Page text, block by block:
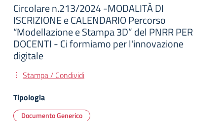
Circolare n.213/2024 -MODALITÀ DI
ISCRIZIONE e CALENDARIO Percorso
“Modellazione e Stampa 3D” del PNRR PER
DOCENTI - Ci formiamo per l'innovazione
digitale
Stampa / Condividi
Tipologia
Documento Generico